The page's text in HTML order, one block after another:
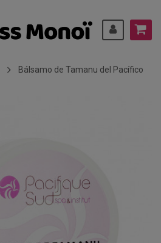
Bálsamo de Tamanu del Pacífico